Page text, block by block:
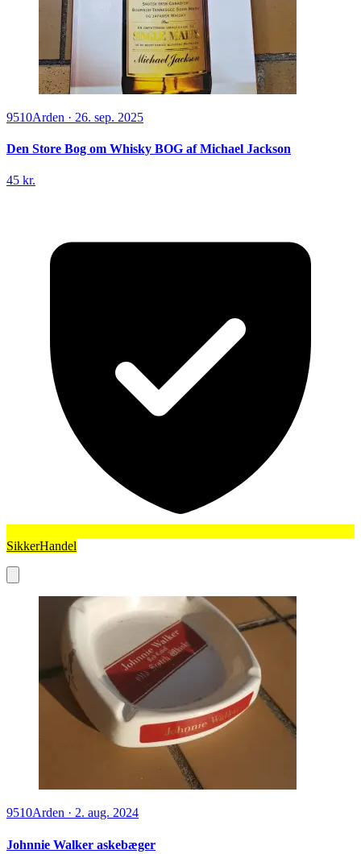
9510Arden · 26. sep. 2025
Den Store Bog om Whisky BOG af Michael Jackson
45 kr.
SikkerHandel
9510Arden · 2. aug. 2024
Johnnie Walker askebæger